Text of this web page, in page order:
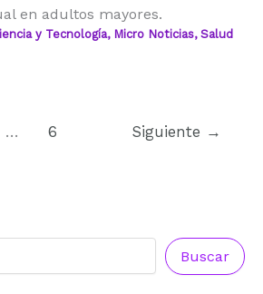
en adultos mayores.
y Tecnología, Micro Noticias, Salud
… 6 Siguiente →
Buscar